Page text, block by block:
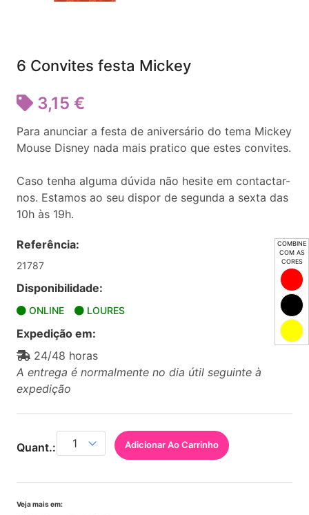
COMBINE
COM AS
CORES
6 Convites festa Mickey
3,15 €
Para anunciar a festa de aniversário do tema Mickey
Mouse Disney nada mais pratico que estes convites.
Caso tenha alguma dúvida não hesite em contactar-
nos. Estamos ao seu dispor de segunda a sexta das
10h às 19h.
Referência:
21787
Disponibilidade:
ONLINE LOURES
Expedição em:
24/48 horas
A entrega é normalmente no dia útil seguinte à
expedição
Quant.: Adicionar Ao Carrinho
Veja mais em: